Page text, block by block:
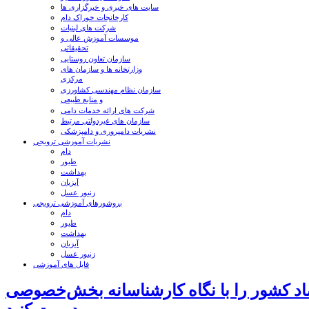
سایت های خبری و خبرگزاری ها
کارخانجات خوراک دام
شرکت های لبنیات
موسسات آموزش عالی و
تحقیقاتی
سازمان تعاون روستایی
وزارتخانه ها و سازمان های
مرکزی
سازمان نظام مهندسی کشاورزی
و منابع طبیعی
شرکت های ارائه خدمات دامی
سازمان های غیردولتی مرتبط
نشریات دامپروری و دامپزشکی
نشریات آموزشی ترویجی
دام
طیور
بهداشت
آبزیان
زنبور عسل
بروشورهای آموزشی ترویجی
دام
طیور
بهداشت
آبزیان
زنبور عسل
فایل های آموزشی
کشور را با نگاه کارشناسانه بخش‌خصوصی